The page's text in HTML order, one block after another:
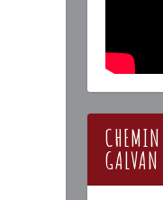
CHEMIN
GALVAN